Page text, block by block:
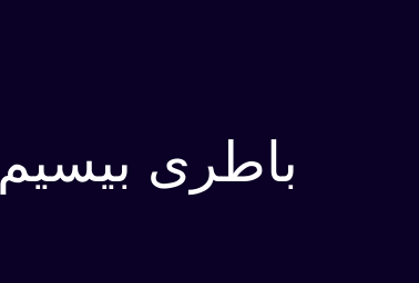
باطری بیسیم PD505